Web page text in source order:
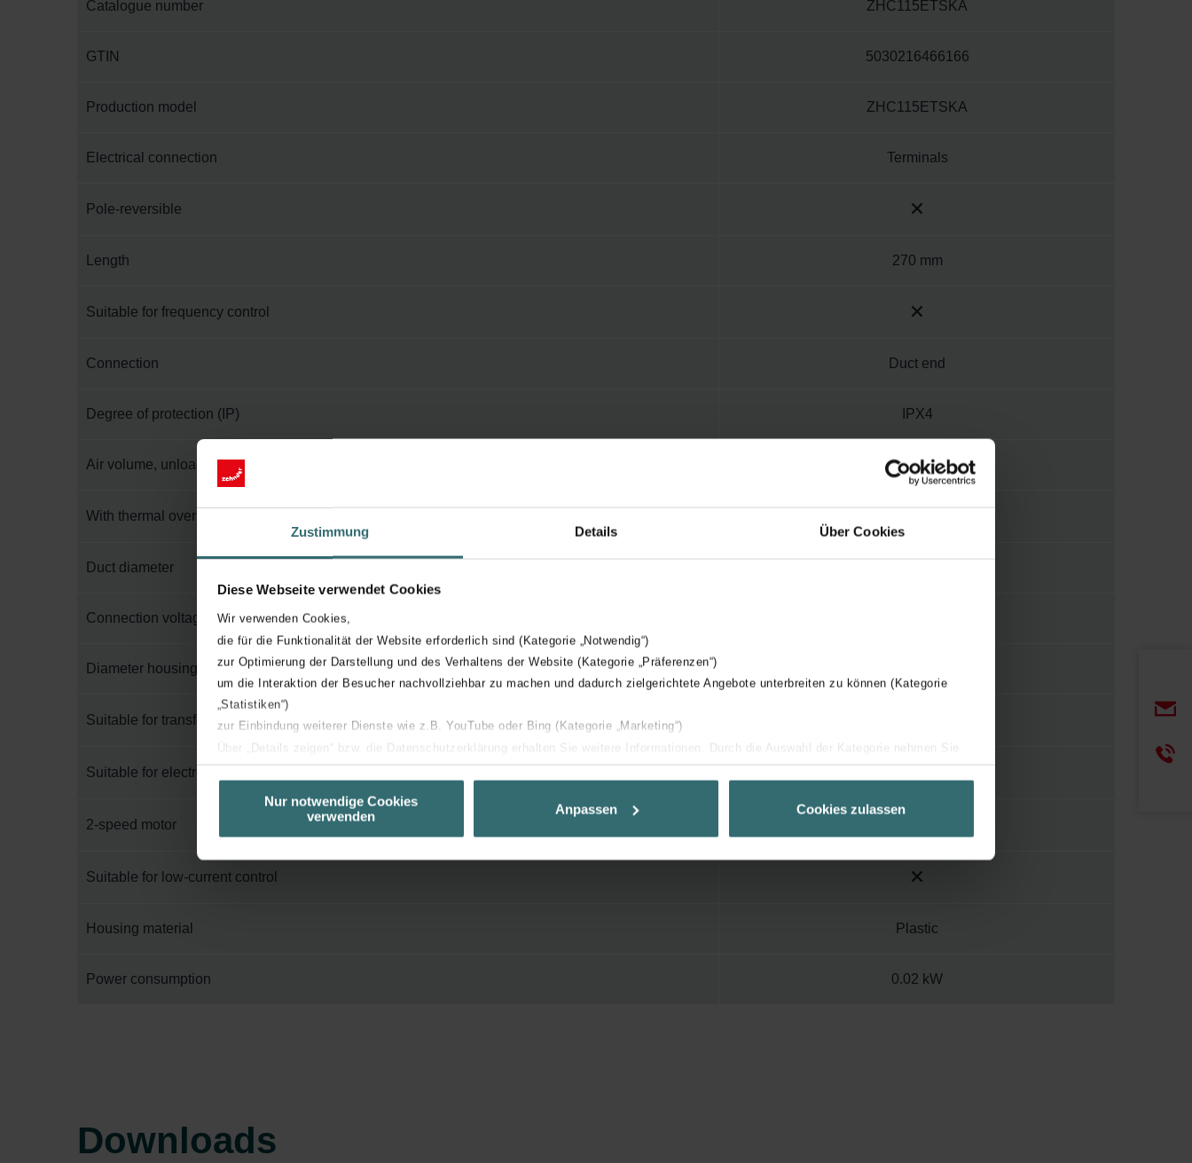
Zustimmung Details Über Cookies
Diese Webseite verwendet Cookies
Wir verwenden Cookies,
die für die Funktionalität der Website erforderlich sind (Kategorie „Notwendig“)
zur Optimierung der Darstellung und des Verhaltens der Website (Kategorie „Präferenzen“)
um die Interaktion der Besucher nachvollziehbar zu machen und dadurch zielgerichtete Angebote unterbreiten zu können (Kategorie
„Statistiken“)
zur Einbindung weiterer Dienste wie z.B. YouTube oder Bing (Kategorie „Marketing“)
Über „Details zeigen“ bzw. die Datenschutzerklärung erhalten Sie weitere Informationen. Durch die Auswahl der Kategorie nehmen Sie
unserer Website verwenden, um Ihnen die bestmögliche Nutzererfahrung zu ermöglichen und Ihnen maßgeschneiderte Informationen
basierend auf Ihren Interessen zur Verfügung zu stellen. Alle Einwilligungen können Sie selbstverständlich über einen Link in der
Datenschutzerklärung widerrufen.
Datenschutzerklärung der Zehnder Group
Zehnder Polska Sp. z o.o.: Oświadczenie o ochronie danych Zehnder
Nur notwendige Cookies
verwenden
Anpassen Cookies zulassen
Catalogue number ZHC115ETSKA
GTIN 5030216466166
Production model ZHC115ETSKA
Electrical connection Terminals
Pole-reversible
Length 270 mm
Suitable for frequency control
Connection Duct end
Degree of protection (IP) IPX4
Air volume, unloaded 200 m³/h
With thermal overload protection
Duct diameter
Connection voltage
Diameter housing
Suitable for transformer control
Suitable for electronic control
2-speed motor
Suitable for low-current control
Housing material Plastic
Power consumption 0.02 kW
Downloads